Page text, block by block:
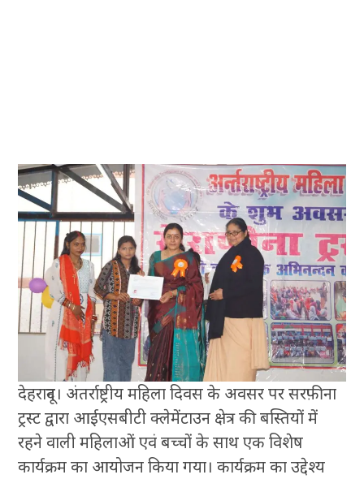
देहरादून। अंतर्राष्ट्रीय महिला दिवस के अवसर पर सरफ़ीना
ट्रस्ट द्वारा आईएसबीटी क्लेमेंटाउन क्षेत्र की बस्तियों में
रहने वाली महिलाओं एवं बच्चों के साथ एक विशेष
कार्यक्रम का आयोजन किया गया। कार्यक्रम का उद्देश्य